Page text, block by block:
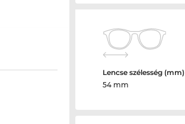
Lencse szélesség (mm)
54 mm